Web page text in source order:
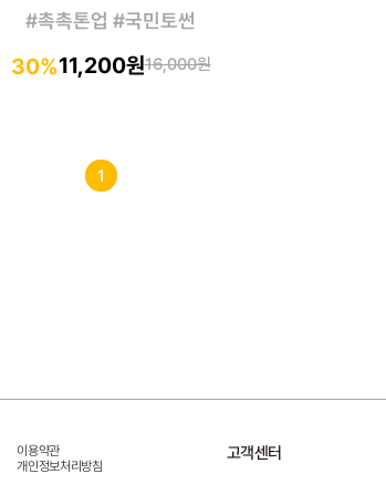
#촉촉톤업 #국민토썬
30%11,200원16,000원
1
이용약관
개인정보처리방침
고객센터